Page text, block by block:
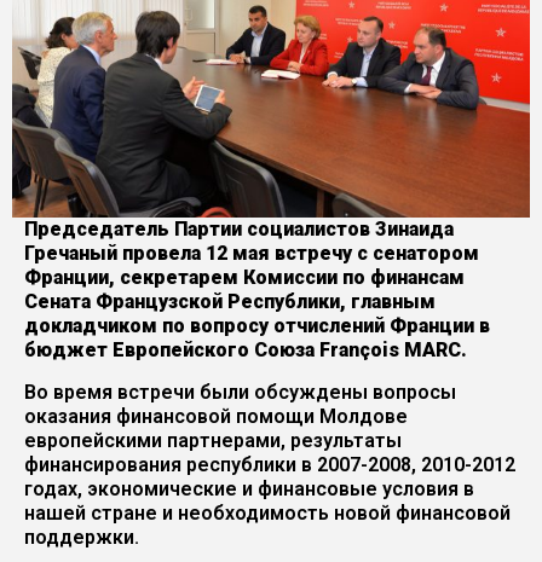
Председатель Партии социалистов Зинаида
Гречаный провела 12 мая встречу с сенатором
Франции, секретарем Комиссии по финансам
Сената Французской Республики, главным
докладчиком по вопросу отчислений Франции в
бюджет Европейского Союза François MARC.
Во время встречи были обсуждены вопросы
оказания финансовой помощи Молдове
европейскими партнерами, результаты
финансирования республики в 2007-2008, 2010-2012
годах, экономические и финансовые условия в
нашей стране и необходимость новой финансовой
поддержки.